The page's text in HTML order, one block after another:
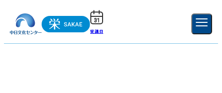
受講日 新規登録